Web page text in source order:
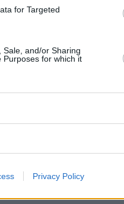
for Targeted
Sale, and/or Sharing
Purposes for which it
Privacy Policy
μου
σε εμένα
Ραφηλίδης είπε:
να έχει
θύμα κανενός.
το κυνηγάμε και
επιλογών που
σε τραγούδια που